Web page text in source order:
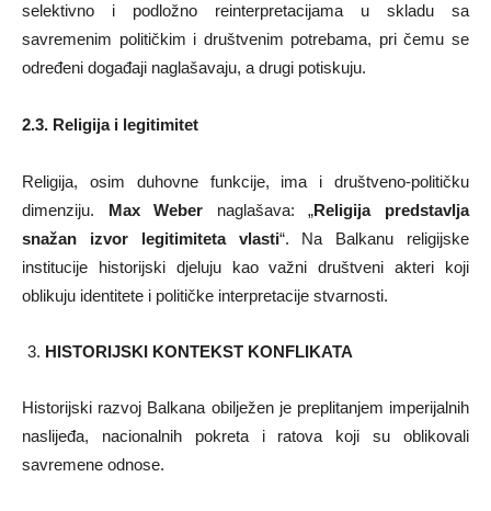
selektivno i podložno reinterpretacijama u skladu sa
savremenim političkim i društvenim potrebama, pri čemu se
određeni događaji naglašavaju, a drugi potiskuju.
2.3. Religija i legitimitet
Religija, osim duhovne funkcije, ima i društveno-političku
dimenziju.
Max Weber naglašava: „Religija predstavlja
snažan izvor legitimiteta vlasti“. Na Balkanu religijske
institucije historijski djeluju kao važni društveni akteri koji
oblikuju identitete i političke interpretacije stvarnosti.
HISTORIJSKI KONTEKST KONFLIKATA
Historijski razvoj Balkana obilježen je preplitanjem imperijalnih
naslijeđa, nacionalnih pokreta i ratova koji su oblikovali
savremene odnose.